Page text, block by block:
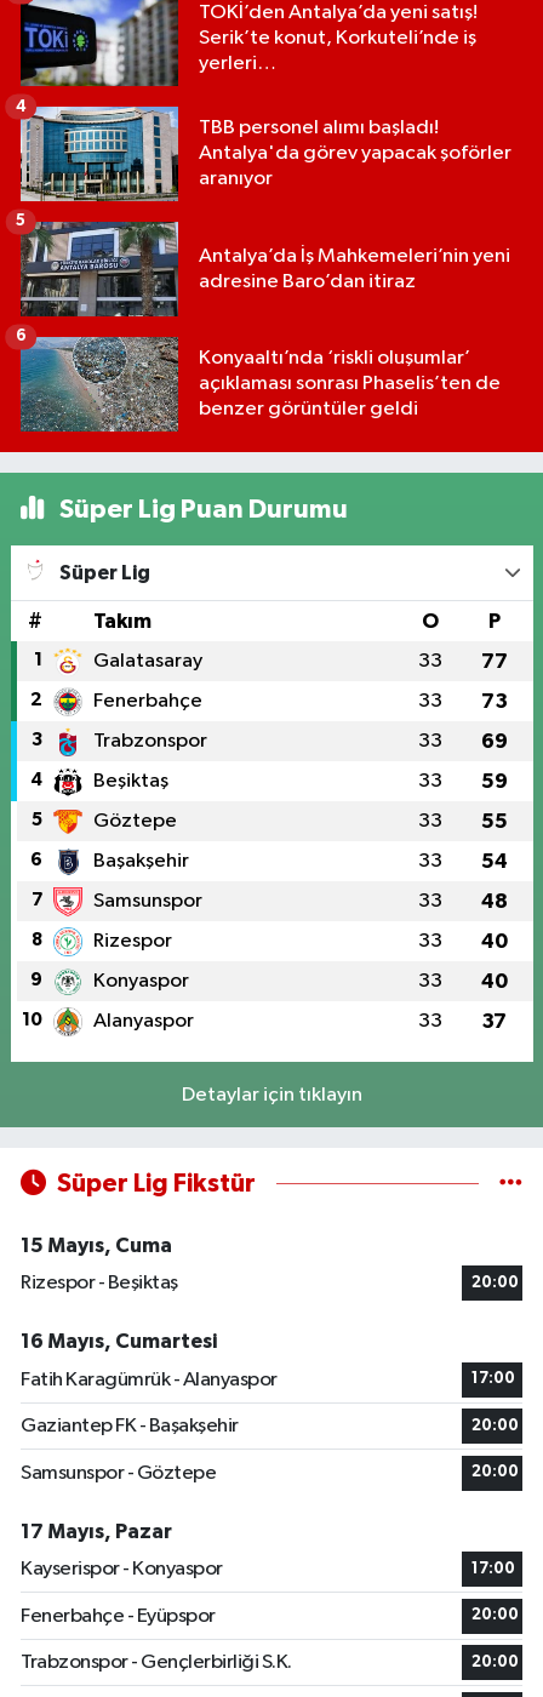
TOKİ’den Antalya’da yeni satış!
Serik’te konut, Korkuteli’nde iş
yerleri…
TBB personel alımı başladı!
Antalya'da görev yapacak şoförler
aranıyor
4
Antalya’da İş Mahkemeleri’nin yeni
adresine Baro’dan itiraz
5
Konyaaltı’nda ‘riskli oluşumlar’
açıklaması sonrası Phaselis’ten de
benzer görüntüler geldi
6
Süper Lig Puan Durumu
Süper Lig
# Takım O P
1 Galatasaray 33 77
2 Fenerbahçe 33 73
3 Trabzonspor 33 69
4 Beşiktaş 33 59
5 Göztepe 33 55
6 Başakşehir 33 54
7 Samsunspor 33 48
8 Rizespor 33 40
9 Konyaspor 33 40
10 Alanyaspor 33 37
Detaylar için tıklayın
Süper Lig Fikstür
15 Mayıs, Cuma
Rizespor - Beşiktaş
20:00
16 Mayıs, Cumartesi
Fatih Karagümrük - Alanyaspor
17:00
Gaziantep FK - Başakşehir 20:00
Samsunspor - Göztepe 20:00
17 Mayıs, Pazar
Kayserispor - Konyaspor
17:00
Fenerbahçe - Eyüpspor 20:00
Trabzonspor - Gençlerbirliği S.K. 20:00